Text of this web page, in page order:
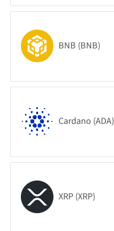
BNB (BNB)
Cardano (ADA)
XRP (XRP)